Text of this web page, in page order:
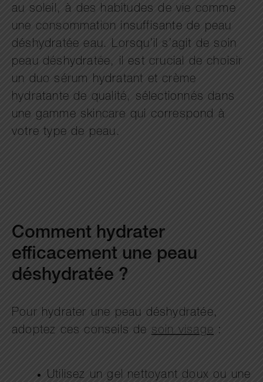
au soleil, à des habitudes de vie comme
une consommation insuffisante de peau
déshydratée eau. Lorsqu’il s’agit de soin
peau déshydratée, il est crucial de choisir
un duo sérum hydratant et crème
hydratante de qualité, sélectionnés dans
une gamme skincare qui correspond à
votre type de peau.
Comment hydrater
efficacement une peau
déshydratée ?
Pour hydrater une peau déshydratée,
adoptez ces conseils de soin visage :
Utilisez un gel nettoyant doux ou une